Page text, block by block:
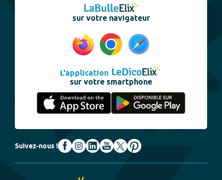
sur votre navigateur
L'application
sur votre smartphone
Suivez-nous !